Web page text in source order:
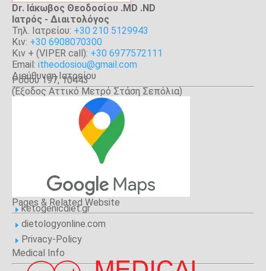
Dr. Ιάκωβος Θεοδοσίου .MD .ND
Iατρός - Διαιτολόγος
Τηλ. Ιατρείου: +30 210 5129943
Κιν: +30 6908070300
Κιν + (VIPER call): +30 6977572111
Email: itheodosiou@gmail.com
Διεύθυνση Ιατρείου
Ρόδου 197, 10443
(Έξοδος Αττικό Μετρό Στάση Σεπόλια)
Pages & Related Website
E ketogenicdiet.gr
E dietologyonline.com
E Privacy-Policy
Medical Info